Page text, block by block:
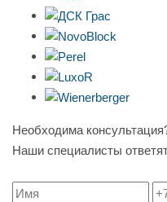
Необходима
Наши специалисты